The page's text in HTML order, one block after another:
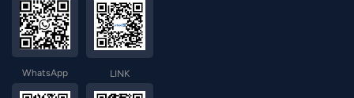
WhatsApp LINK